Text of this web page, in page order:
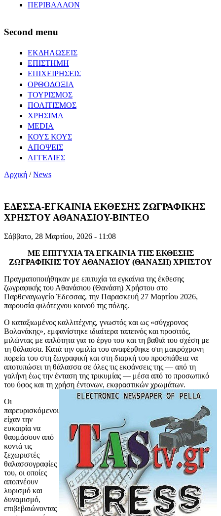
ΠΕΡΙΒΑΛΛΟΝ
Second menu
ΕΚΔΗΛΩΣΕΙΣ
ΕΠΙΣΤΗΜΗ
ΕΠΙΧΕΙΡΗΣΕΙΣ
ΟΡΘΟΔΟΞΙΑ
ΤΟΥΡΙΣΜΟΣ
ΠΟΛΙΤΙΣΜΟΣ
ΧΡΗΣΙΜΑ
MEDIA
ΚΟΥΣ ΚΟΥΣ
ΑΠΟΨΕΙΣ
ΑΓΓΕΛΙΕΣ
Αρχική /News
ΕΔΕΣΣΑ-ΕΓΚΑΙΝΙΑ ΕΚΘΕΣΗΣ ΖΩΓΡΑΦΙΚΗΣ
ΧΡΗΣΤΟΥ ΑΘΑΝΑΣΙΟΥ-ΒΙΝΤΕΟ
Σάββατο, 28 Μαρτίου, 2026 - 11:08
ΜΕ ΕΠΙΤΥΧΙΑ ΤΑ ΕΓΚΑΙΝΙΑ ΤΗΣ ΕΚΘΕΣΗΣ
ΖΩΓΡΑΦΙΚΗΣ ΤΟΥ ΑΘΑΝΑΣΙΟΥ (ΘΑΝΑΣΗ) ΧΡΗΣΤΟΥ
Πραγματοποιήθηκαν με επιτυχία τα εγκαίνια της έκθεσης
ζωγραφικής του Αθανάσιου (Θανάση) Χρήστου στο
Παρθεναγωγείο Έδεσσας, την Παρασκευή 27 Μαρτίου 2026,
παρουσία φιλότεχνου κοινού της πόλης.
Ο καταξιωμένος καλλιτέχνης, γνωστός και ως «σύγχρονος
Βολανάκης», εμφανίστηκε ιδιαίτερα ταπεινός και προσιτός,
μιλώντας με απλότητα για το έργο του και τη βαθιά του σχέση με
τη θάλασσα. Κατά την ομιλία του αναφέρθηκε στη μακρόχρονη
πορεία του στη ζωγραφική και στη διαρκή του προσπάθεια να
αποτυπώσει τη θάλασσα σε όλες τις εκφάνσεις της — από τη
γαλήνη έως την ένταση της τρικυμίας — μέσα από το προσωπικό
του ύφος και τη χρήση έντονων, εκφραστικών χρωμάτων.
Οι
παρευρισκόμενοι
είχαν την
ευκαιρία να
θαυμάσουν από
κοντά τις
ξεχωριστές
θαλασσογραφίες
του, οι οποίες
αποπνέουν
λυρισμό και
δυναμισμό,
επιβεβαιώνοντας